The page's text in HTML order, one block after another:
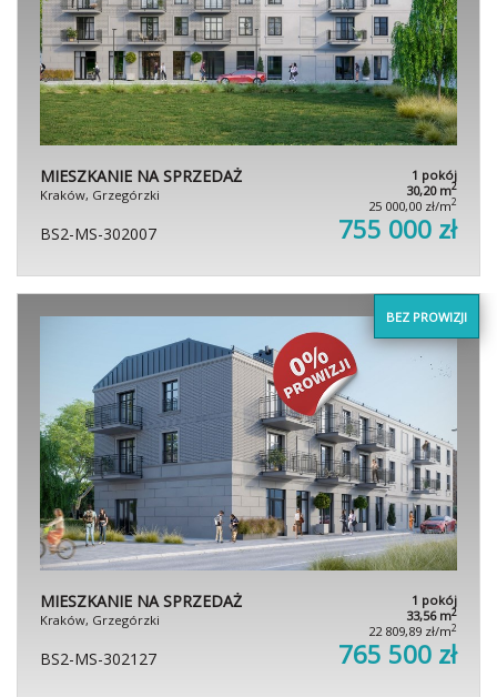
MIESZKANIE NA SPRZEDAŻ
Kraków, Grzegórzki
1 pokój
30,20 m2
25 000,00 zł/m2
BS2-MS-302007 755 000 zł
BEZ PROWIZJI
MIESZKANIE NA SPRZEDAŻ
Kraków, Grzegórzki
1 pokój
33,56 m2
22 809,89 zł/m2
BS2-MS-302127 765 500 zł